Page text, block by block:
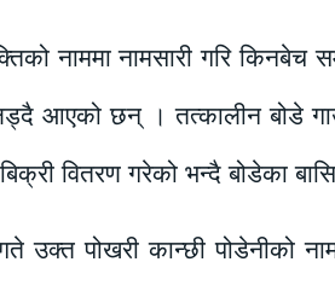
नाममा नामसारी गरि किनबेच
आएको छन् । तत्कालीन बोडे
बिक्री वितरण गरेको भन्दै बोडेका
पोखरी कान्छी पोडेनीको